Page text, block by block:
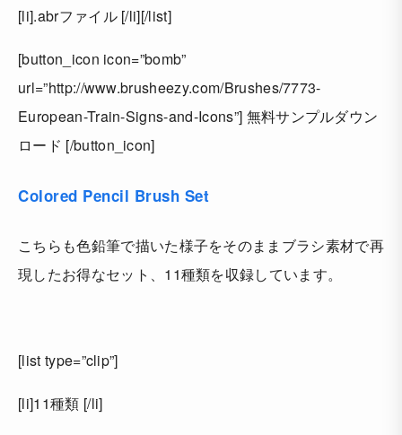
[li].abrファイル [/li][/list]
[button_icon icon=”bomb”
url=”http://www.brusheezy.com/Brushes/7773-
European-Train-Signs-and-Icons”] 無料サンプルダウン
ロード [/button_icon]
Colored Pencil Brush Set
こちらも色鉛筆で描いた様子をそのままブラシ素材で再
現したお得なセット、11種類を収録しています。
[list type=”clip”]
[li]11種類 [/li]